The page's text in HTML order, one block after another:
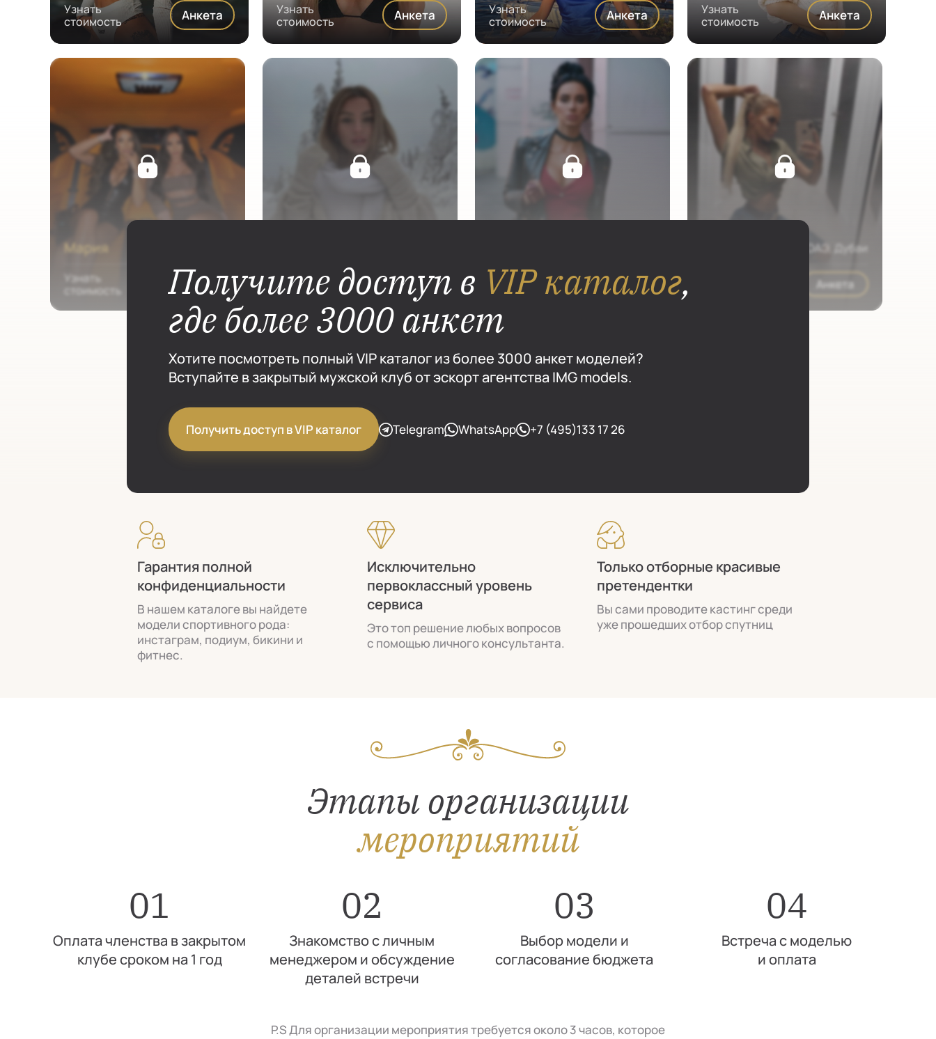
Узнать
стоимость
Анкета
Узнать
стоимость
Анкета
Узнать
стоимость
Анкета
Узнать
стоимость
Анкета
Получите доступ в VIP каталог,
где более 3000 анкет
Хотите посмотреть полный VIP каталог из более 3000 анкет моделей?
Вступайте в закрытый мужской клуб от эскорт агентства IMG models.
Получить доступ в VIP каталог Telegram WhatsApp +7 (495)133 17 26
Гарантия полной
конфиденциальности
В нашем каталоге вы найдете
модели спортивного рода:
инстаграм, подиум, бикини и
фитнес.
Исключительно
первоклассный уровень
сервиса
Это топ решение любых вопросов
с помощью личного консультанта.
Только отборные красивые
претендентки
Вы сами проводите кастинг среди
уже прошедших отбор спутниц
Этапы организации
мероприятий
01
Оплата членства в закрытом
клубе сроком на 1 год
02
Знакомство с личным
менеджером и обсуждение
деталей встречи
03
Выбор модели и
согласование бюджета
04
Встреча с моделью
и оплата
P.S Для организации мероприятия требуется около 3 часов, которое